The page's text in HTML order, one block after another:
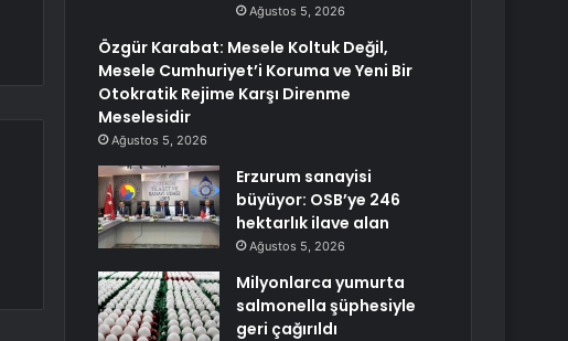
Ağustos 5, 2026
Özgür Karabat: Mesele Koltuk Değil,
Mesele Cumhuriyet’i Koruma ve Yeni Bir
Otokratik Rejime Karşı Direnme
Meselesidir
Ağustos 5, 2026
Erzurum sanayisi
büyüyor: OSB’ye 246
hektarlık ilave alan
Ağustos 5, 2026
Milyonlarca yumurta
salmonella şüphesiyle
geri çağırıldı